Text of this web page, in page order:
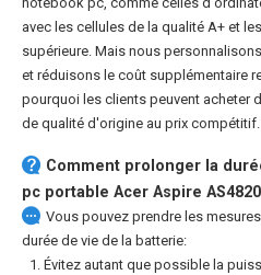
avec les cellules de la qualité A+ et
supérieure. Mais nous
et réduisons le coût supplémentaire
pourquoi les clients peuvent acheter
de qualité d'origine au prix compétitif.
Comment prolonger la
pc portable Acer Aspire
Vous pouvez prendre les
durée de vie de la batterie:
Évitez autant que possible la